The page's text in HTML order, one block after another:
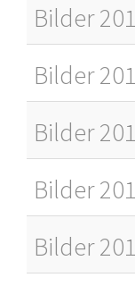
Bilder
Bilder
Bilder
Bilder
Bilder